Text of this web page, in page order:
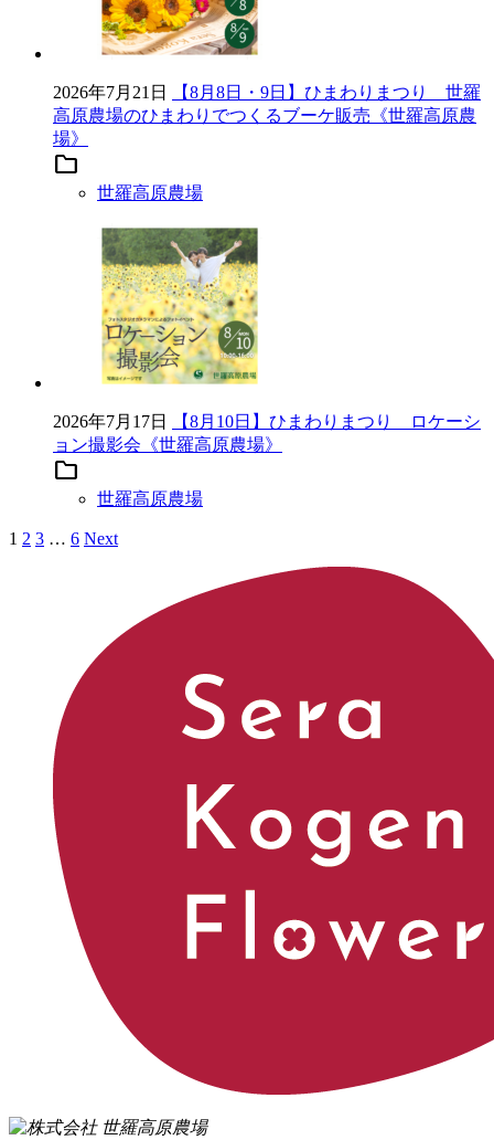
2026年7月21日
【8月8日・9日】ひまわりまつり 世羅
高原農場のひまわりでつくるブーケ販売《世羅高原農
場》
folder
世羅高原農場
2026年7月17日
【8月10日】ひまわりまつり ロケーシ
ョン撮影会《世羅高原農場》
folder
世羅高原農場
投
1 2 3 … 6 Next